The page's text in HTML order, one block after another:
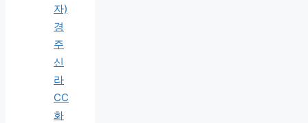
자)
경
주
신
라
CC
화